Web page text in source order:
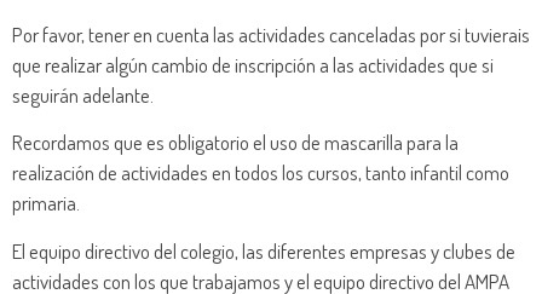
Por favor, tener en cuenta las actividades canceladas por si tuvierais
que realizar algún cambio de inscripción a las actividades que si
seguirán adelante.
Recordamos que es obligatorio el uso de mascarilla para la
realización de actividades en todos los cursos, tanto infantil como
primaria.
El equipo directivo del colegio, las diferentes empresas y clubes de
actividades con los que trabajamos y el equipo directivo del AMPA